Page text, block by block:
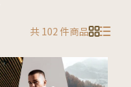
共 102 件商品